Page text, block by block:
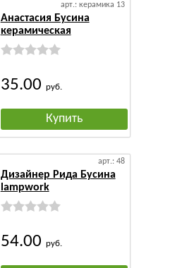
арт.: керамика 13
Анастасия Бусина
керамическая
35.00 руб.
Купить
арт.: 48
Дизайнер Рида Бусина
lampwork
54.00 руб.